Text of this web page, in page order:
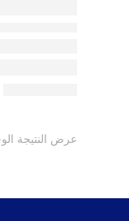
عرض النتيجة